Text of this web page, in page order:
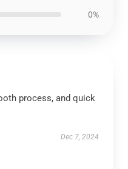
0%
process, and quick
Dec 7, 2024